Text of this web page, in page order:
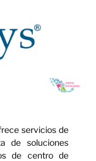
servicios de
de soluciones
de centro de